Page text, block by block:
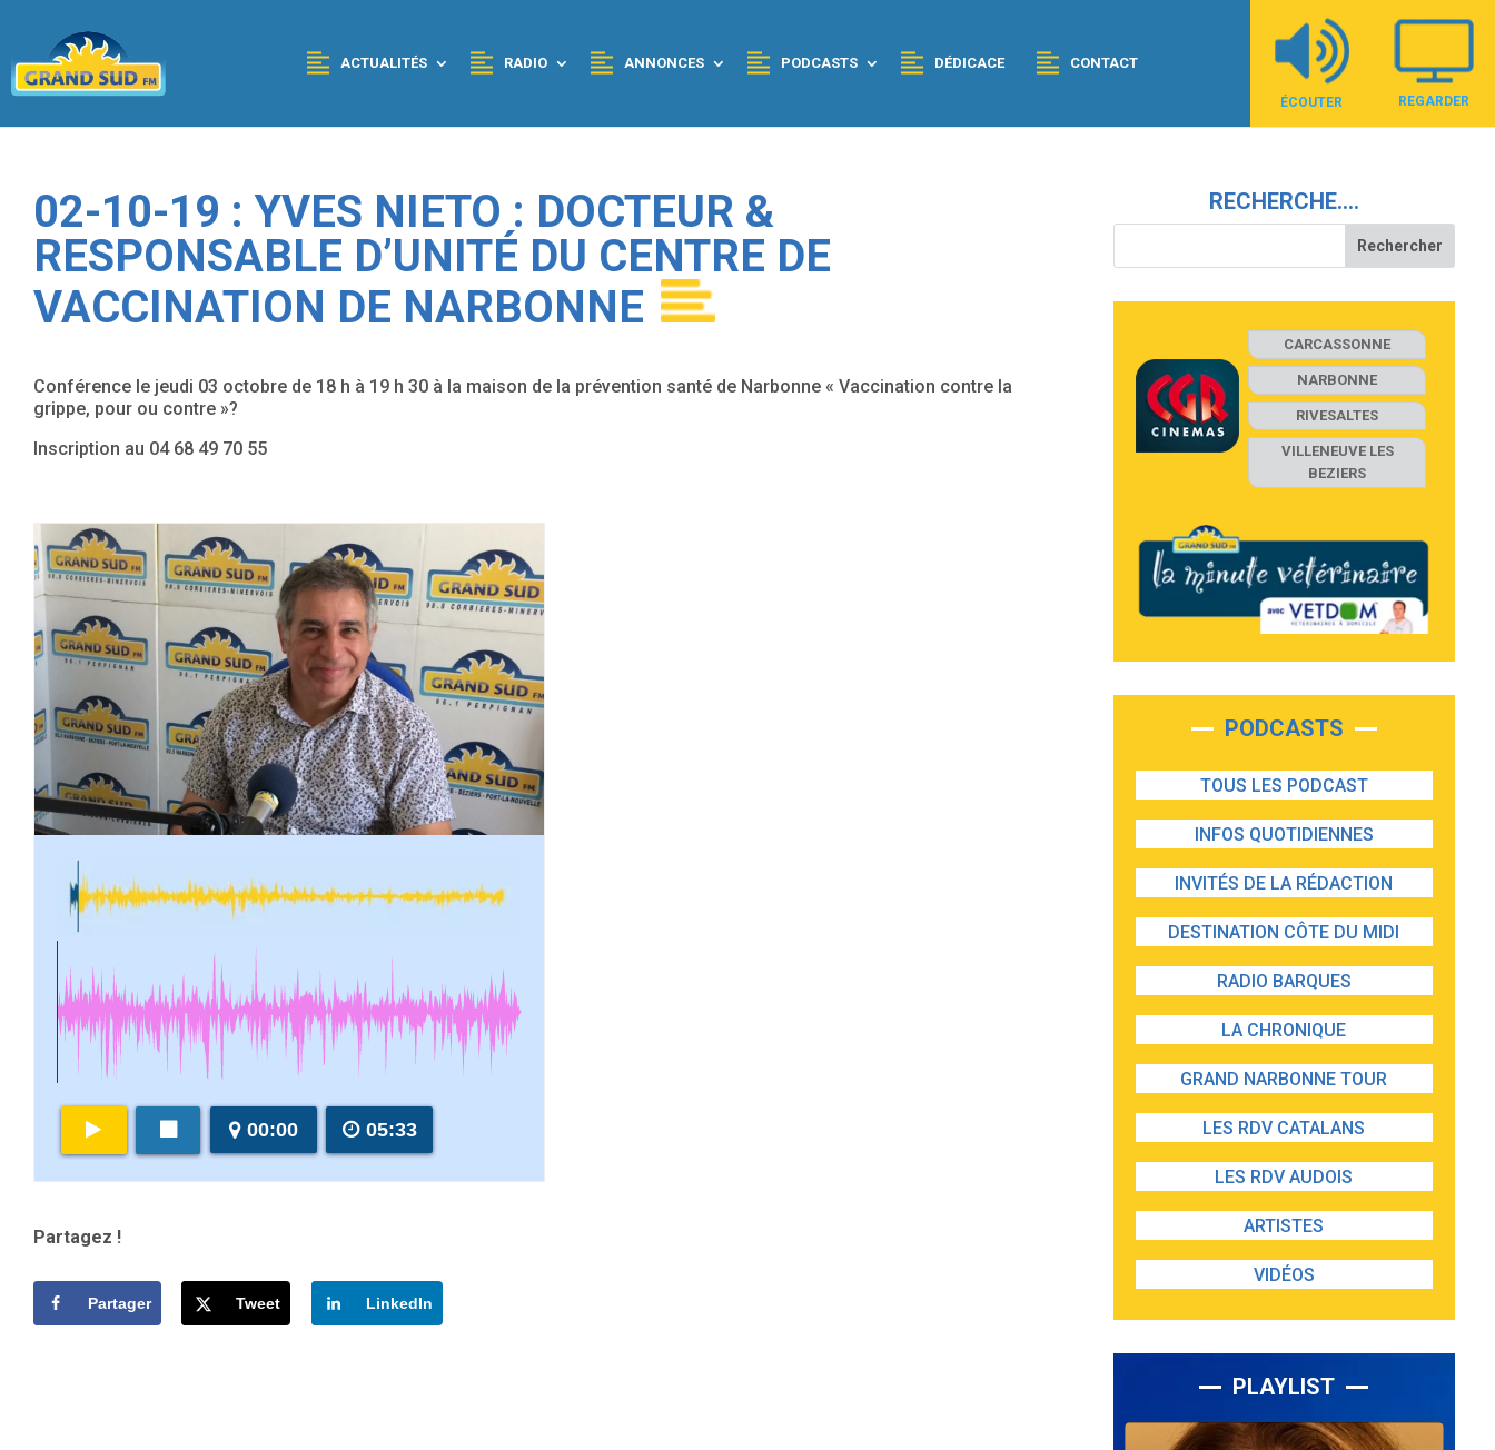
ACTUALITÉS RADIO ANNONCES PODCASTS DÉDICACE CONTACT
ÉCOUTER REGARDER
02-10-19 : YVES NIETO : DOCTEUR &
RESPONSABLE D’UNITÉ DU CENTRE DE
VACCINATION DE NARBONNE
Conférence le jeudi 03 octobre de 18 h à 19 h 30 à la maison de la prévention santé de Narbonne « Vaccination contre la
grippe, pour ou contre »?
Inscription au 04 68 49 70 55
00:00 05:33
Partagez !
Partager Tweet LinkedIn
RECHERCHE….
CARCASSONNE
NARBONNE
RIVESALTES
VILLENEUVE LES
BEZIERS
PODCASTS
TOUS LES PODCAST
INFOS QUOTIDIENNES
INVITÉS DE LA RÉDACTION
DESTINATION CÔTE DU MIDI
RADIO BARQUES
LA CHRONIQUE
GRAND NARBONNE TOUR
LES RDV CATALANS
LES RDV AUDOIS
ARTISTES
VIDÉOS
PLAYLIST
Lecteur